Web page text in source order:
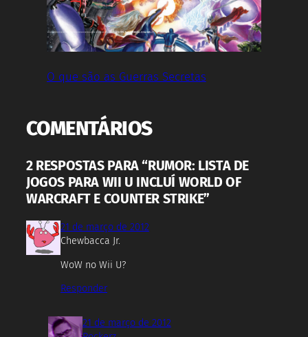
O que são as Guerras Secretas
COMENTÁRIOS
2 RESPOSTAS PARA “RUMOR: LISTA DE
JOGOS PARA WII U INCLUÍ WORLD OF
WARCRAFT E COUNTER STRIKE”
21 de março de 2012
Chewbacca Jr.
WoW no Wii U?
Responder
21 de março de 2012